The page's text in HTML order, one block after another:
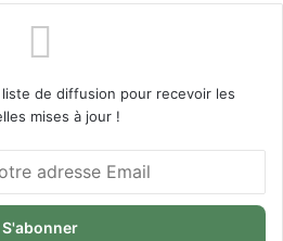
de diffusion pour recevoir les
mises à jour !